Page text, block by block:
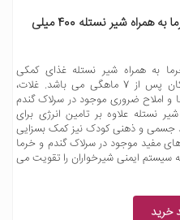
سرلاک گندم و خرما به همراه شیر نستله 400 میلی
به همراه شیر نستله غذای کمکی
شیرخواران و کودکان پس از 7 ماهگی می باشد. غلات،
و املاح ضروری موجود در سرلاک گندم
نستله علاوه بر تامین انرژی برای
جسمی و ذهنی کودک نیز کمک بسزایی
مفید موجود در سرلاک گندم و خرما
سیستم ایمنی شیرخواران را تقویت می
خرید